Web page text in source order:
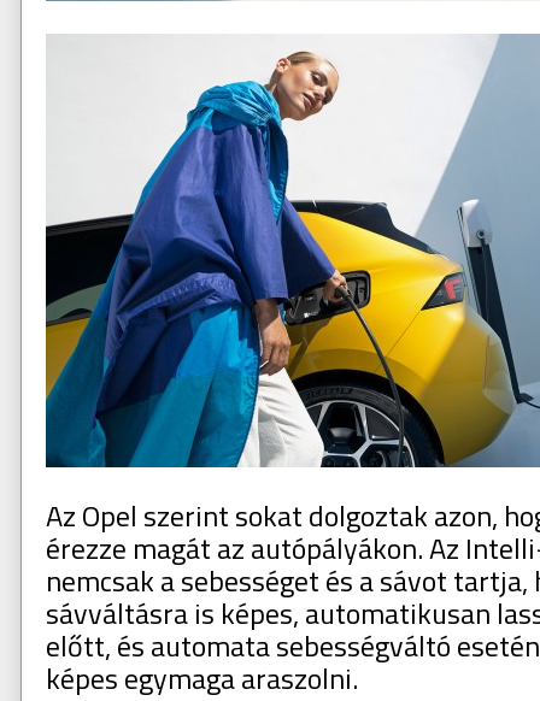
Az Opel szerint sokat dolgoztak azon,
érezze magát az autópályákon. Az
nemcsak a sebességet és a sávot
sávváltásra is képes, automatikusan
előtt, és automata sebességváltó
képes egymaga araszolni.